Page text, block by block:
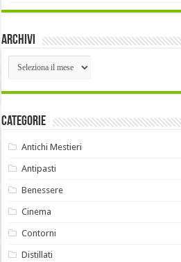
Archivi
Archivi
Categorie
Antichi Mestieri
Antipasti
Benessere
Cinema
Contorni
Distillati